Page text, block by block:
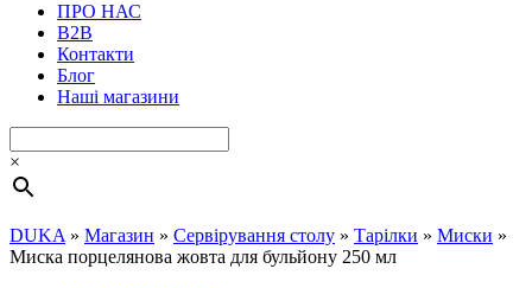
ПРО НАС
B2B
Контакти
Блог
Наші магазини
×
DUKA » Магазин » Сервірування столу » Тарілки » Миски »
Миска порцелянова жовта для бульйону 250 мл